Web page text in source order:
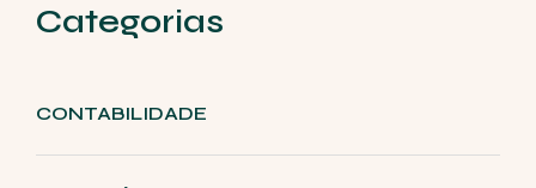
Categorias
CONTABILIDADE